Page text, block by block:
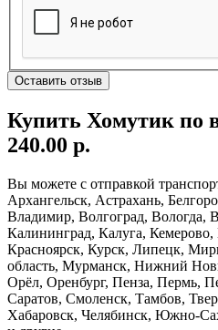
Оставить отзыв
Купить Хомутик по
240.00 р.
Вы можете с отправкой
Архангельск, Астрахань,
Владимир, Волгоград, Вологда,
Калининград, Калуга, Кемерово,
Красноярск, Курск, Липецк,
область, Мурманск, Нижний
Орёл, Оренбург, Пенза, Пермь,
Саратов, Смоленск, Тамбов,
Хабаровск, Челябинск, Южно-